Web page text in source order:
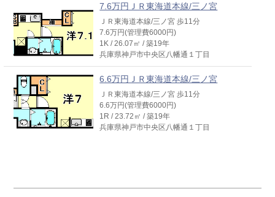
7.6万円ＪＲ東海道本線/三ノ宮
ＪＲ東海道本線/三ノ宮 歩11分
7.6万円(管理費6000円)
1K / 26.07㎡ / 築19年
兵庫県神戸市中央区八幡通１丁目
6.6万円ＪＲ東海道本線/三ノ宮
ＪＲ東海道本線/三ノ宮 歩11分
6.6万円(管理費6000円)
1R / 23.72㎡ / 築19年
兵庫県神戸市中央区八幡通１丁目